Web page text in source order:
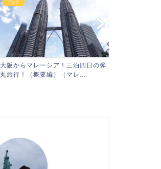
アジア
大阪からマレーシア！三泊四日の弾
丸旅行！（概要編）（マレ...